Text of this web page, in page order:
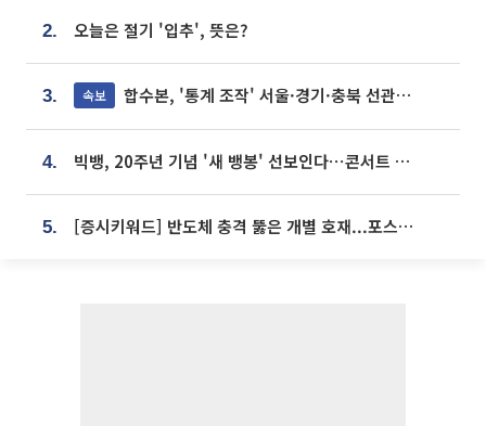
2. 오늘은 절기 '입추', 뜻은?
3. 속보 합수본, '통계 조작' 서울·경기·충북 선관위 등 추가 압수수색
4. 빅뱅, 20주년 기념 '새 뱅봉' 선보인다⋯콘서트 앞두고 팝업 개최
5. [증시키워드] 반도체 충격 뚫은 개별 호재...포스코퓨처엠·에코프로·한화솔루션 '눈길'